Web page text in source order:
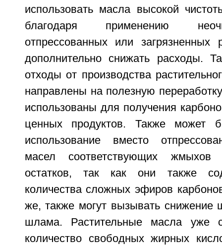
использовать масла высокой
благодаря применению
отпрессованных или загрязненных
дополнительно снижать расходы.
отходы от производства
направлены на полезную
использованы для получения
ценных продуктов. Также может
использование вместо
масел соответствующих жмыхов
остатков, так как они также
количества сложных эфиров
же, также могут вызывать снижение
шлама. Растительные масла уже
количество свободных жирных